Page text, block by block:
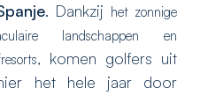
. Dankzij het zonnige
landschappen en
komen golfers uit
het hele jaar door